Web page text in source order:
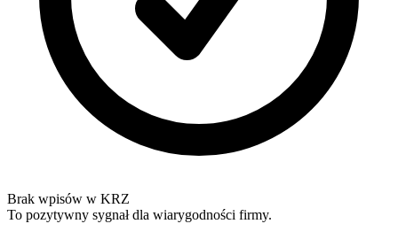
Brak wpisów w KRZ
To pozytywny sygnał dla wiarygodności firmy.